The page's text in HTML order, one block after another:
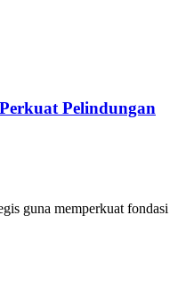
Pelindungan
guna memperkuat fondasi